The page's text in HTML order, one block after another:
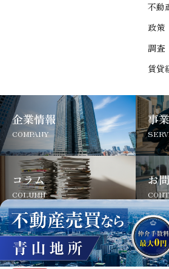
不動
政策
調査
賃貸
企業情報
COMPANY
事
コラム
COLUMN
お
サイトについて よくあるご質問